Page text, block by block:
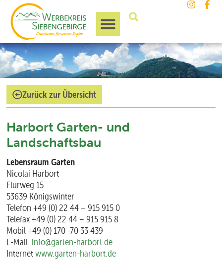
Zurück zur Übersicht
Harbort Garten- und
Landschaftsbau
Lebensraum Garten
Nicolai Harbort
Flurweg 15
53639 Königswinter
Telefon +49 (0) 22 44 – 915 915 0
Telefax +49 (0) 22 44 – 915 915 8
Mobil +49 (0) 170 -70 33 439
E-Mail: info@garten-harbort.de
Internetwww.garten-harbort.de